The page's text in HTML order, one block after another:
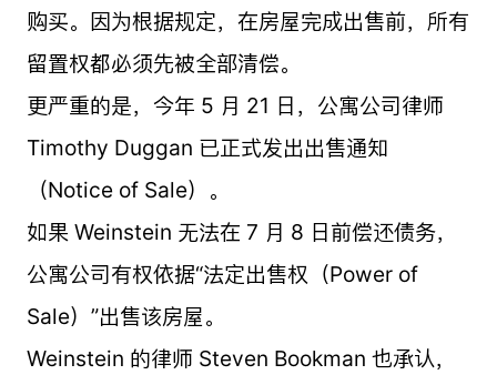
购买。因为根据规定，在房屋完成出售前，所有
留置权都必须先被全部清偿。
更严重的是，今年 5 月 21 日，公寓公司律师
Timothy Duggan 已正式发出出售通知
（Notice of Sale）。
如果 Weinstein 无法在 7 月 8 日前偿还债务，
公寓公司有权依据“法定出售权（Power of
Sale）”出售该房屋。
Weinstein 的律师 Steven Bookman 也承认，